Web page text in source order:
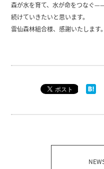
森が水を育て、水が命をつなぐ
続けていきたいと思います。
雲仙森林組合様、感謝いたします。